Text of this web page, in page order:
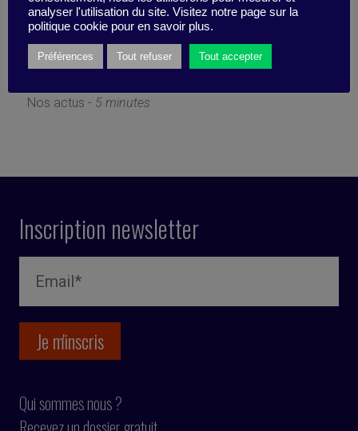
retenir de VivaTech 2017
Nos actus - 5 minutes
Inscription newsletter
Qui sommes nous ?
analyser l'utilisation du site. Visitez notre page sur la
politique cookie pour en savoir plus.
Préférences Tout refuser Tout accepter